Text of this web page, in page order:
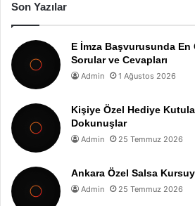
Son Yazılar
E İmza Başvurusunda En
Sorular ve Cevapları
Admin 1 Ağustos 2026
Kişiye Özel Hediye
Dokunuşlar
Admin 25 Temmuz 2026
Ankara Özel Salsa
Admin 25 Temmuz 2026